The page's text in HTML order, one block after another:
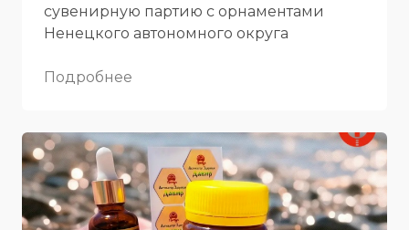
сувенирную партию с орнаментами
Ненецкого автономного округа
Подробнее